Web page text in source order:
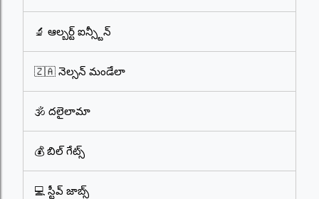
🔬 ఆల్బర్ట్ ఐన్స్టీన్
🇿🇦 నెల్సన్ మండేలా
🕉️ దలైలామా
💰 బిల్ గేట్స్
💻 స్టీవ్ జాబ్స్